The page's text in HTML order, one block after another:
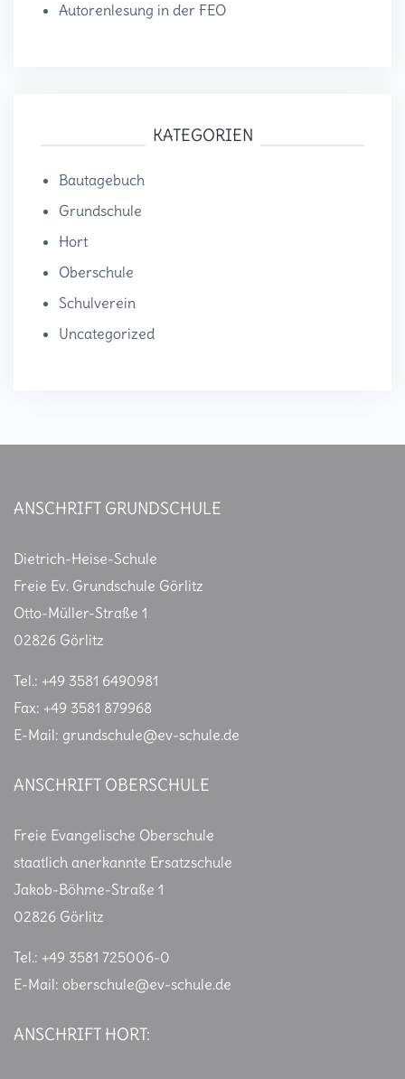
Autorenlesung in der FEO
KATEGORIEN
Bautagebuch
Grundschule
Hort
Oberschule
Schulverein
Uncategorized
ANSCHRIFT GRUNDSCHULE
Dietrich-Heise-Schule
Freie Ev. Grundschule Görlitz
Otto-Müller-Straße 1
02826 Görlitz
Tel.: +49 3581 6490981
Fax: +49 3581 879968
E-Mail: grundschule@ev-schule.de
ANSCHRIFT OBERSCHULE
Freie Evangelische Oberschule
staatlich anerkannte Ersatzschule
Jakob-Böhme-Straße 1
02826 Görlitz
Tel.: +49 3581 725006-0
E-Mail: oberschule@ev-schule.de
ANSCHRIFT HORT: